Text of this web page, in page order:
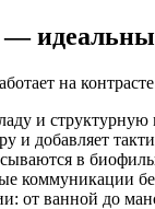
на
и структурную
и добавляет
в
коммуникации
от ванной до